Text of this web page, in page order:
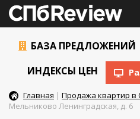
БАЗА ПРЕДЛОЖЕНИЙ
ИНДЕКСЫ ЦЕН
Главная | Продажа квартир в
Мельниково Ленинградская, д. 6